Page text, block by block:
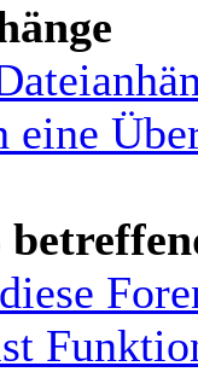
eine